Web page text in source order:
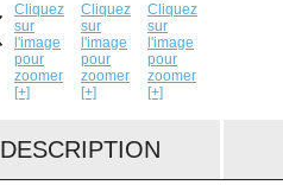
Cliquez
sur
l'image
pour
zoomer
[+]
Cliquez
sur
l'image
pour
zoomer
[+]
Cliquez
sur
l'image
pour
zoomer
[+]
DESCRIPTION